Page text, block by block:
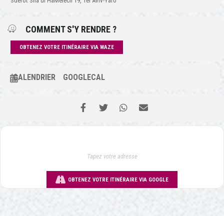
COMMENT S'Y RENDRE ?
OBTENEZ VOTRE ITINÉRAIRE VIA WAZE
CALENDRIER GOOGLECAL
OBTENEZ VOTRE ITINÉRAIRE VIA GOOGLE